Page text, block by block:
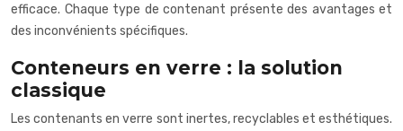
efficace. Chaque type de contenant présente des avantages et
des inconvénients spécifiques.
Conteneurs en verre : la solution
classique
Les contenants en verre sont inertes, recyclables et esthétiques.